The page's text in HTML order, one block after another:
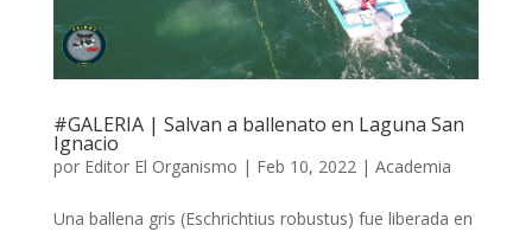
#GALERIA | Salvan a ballenato en Laguna San
Ignacio
por Editor El Organismo | Feb 10, 2022| Academia
Una ballena gris (Eschrichtius robustus) fue liberada en